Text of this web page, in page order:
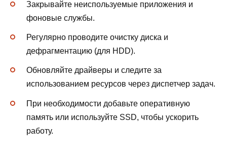
Закрывайте неиспользуемые приложения и
фоновые службы.
Регулярно проводите очистку диска и
дефрагментацию (для HDD).
Обновляйте драйверы и следите за
использованием ресурсов через диспетчер задач.
При необходимости добавьте оперативную
память или используйте SSD, чтобы ускорить
работу.